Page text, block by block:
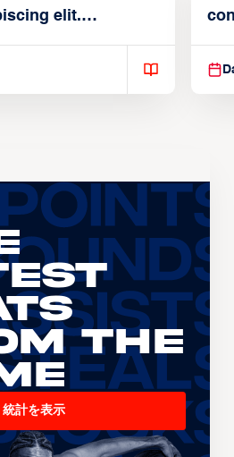
elit.
enim in
the
統計を表示